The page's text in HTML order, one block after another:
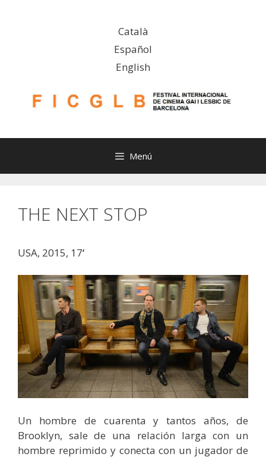
Català
Español
English
Menú
THE NEXT STOP
USA, 2015, 17‘
Un hombre de cuarenta y tantos años, de
Brooklyn, sale de una relación larga con un
hombre reprimido y conecta con un jugador de